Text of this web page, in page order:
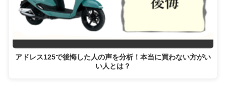
アドレス125で後悔した人の声を分析！本当に買わない方がい
い人とは？